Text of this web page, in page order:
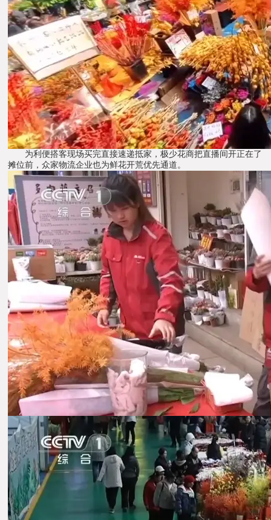
为利便搭客现场买完直接速递抵家，极少花商把直播间开正在了
摊位前，众家物流企业也为鲜花开荒优先通道。